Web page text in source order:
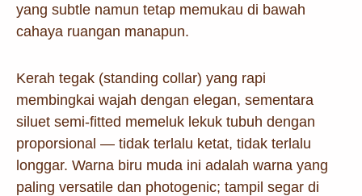
yang subtle namun tetap memukau di bawah
cahaya ruangan manapun.
Kerah tegak (standing collar) yang rapi
membingkai wajah dengan elegan, sementara
siluet semi-fitted memeluk lekuk tubuh dengan
proporsional — tidak terlalu ketat, tidak terlalu
longgar. Warna biru muda ini adalah warna yang
paling versatile dan photogenic; tampil segar di